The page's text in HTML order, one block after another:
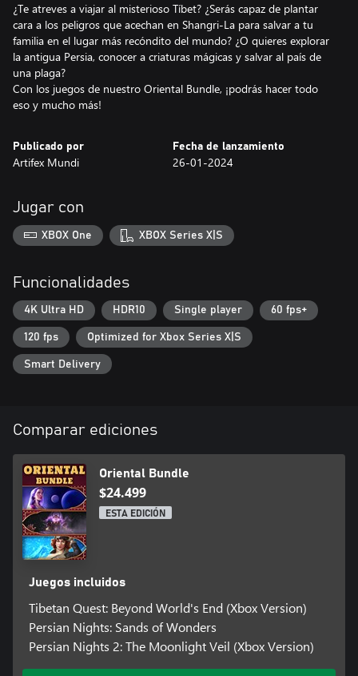
¿Te atreves a viajar al misterioso Tíbet? ¿Serás capaz de plantar
cara a los peligros que acechan en Shangri-La para salvar a tu
familia en el lugar más recóndito del mundo? ¿O quieres explorar
la antigua Persia, conocer a criaturas mágicas y salvar al país de
una plaga?
Con los juegos de nuestro Oriental Bundle, ¡podrás hacer todo
eso y mucho más!
Publicado por
Artifex Mundi
Fecha de lanzamiento
26-01-2024
Jugar con
XBOX One XBOX Series X|S
Funcionalidades
4K Ultra HD HDR10 Single player 60 fps+
120 fps Optimized for Xbox Series X|S
Smart Delivery
Comparar ediciones
Oriental Bundle
$24.499
ESTA EDICIÓN
Juegos incluidos
Tibetan Quest: Beyond World's End (Xbox Version)
Persian Nights: Sands of Wonders
Persian Nights 2: The Moonlight Veil (Xbox Version)